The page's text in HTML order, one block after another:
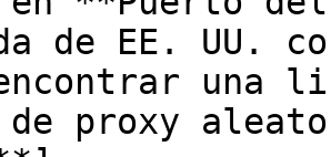
de EE. UU.
una
de proxy